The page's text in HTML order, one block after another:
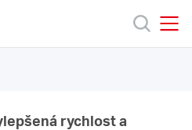
rychlost a